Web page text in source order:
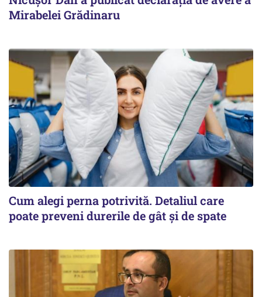
Mirabelei Grădinaru
Cum alegi perna potrivită. Detaliul care
poate preveni durerile de gât și de spate